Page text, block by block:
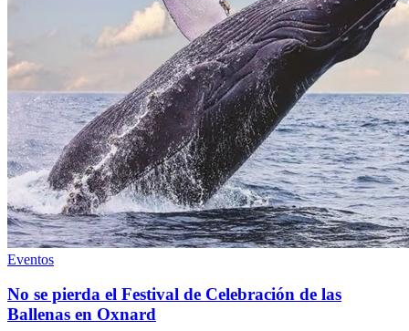
Eventos
No se pierda el Festival de Celebración de las
Ballenas en Oxnard